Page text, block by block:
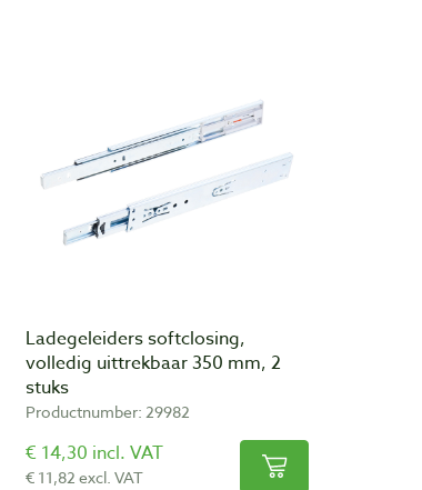
Ladegeleiders softclosing,
volledig uittrekbaar 350 mm, 2
stuks
Productnumber: 29982
€ 14,30 incl. VAT
€ 11,82 excl. VAT